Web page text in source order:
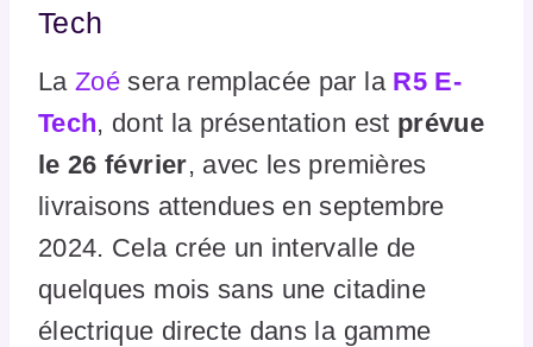
Tech
LaZoé sera remplacée par la R5 E-
Tech, dont la présentation est prévue
le 26 février, avec les premières
livraisons attendues en septembre
2024. Cela crée un intervalle de
quelques mois sans une citadine
électrique directe dans la gamme